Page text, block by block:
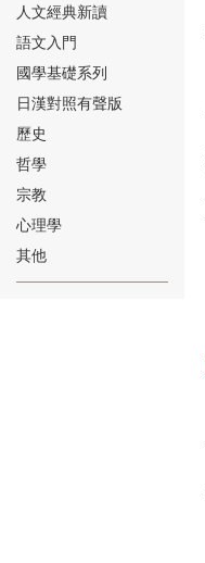
⑱
人文經典新讀
語文入門
國學基礎系列
日漢對照有聲版
歷史
哲學
宗教
心理學
其他